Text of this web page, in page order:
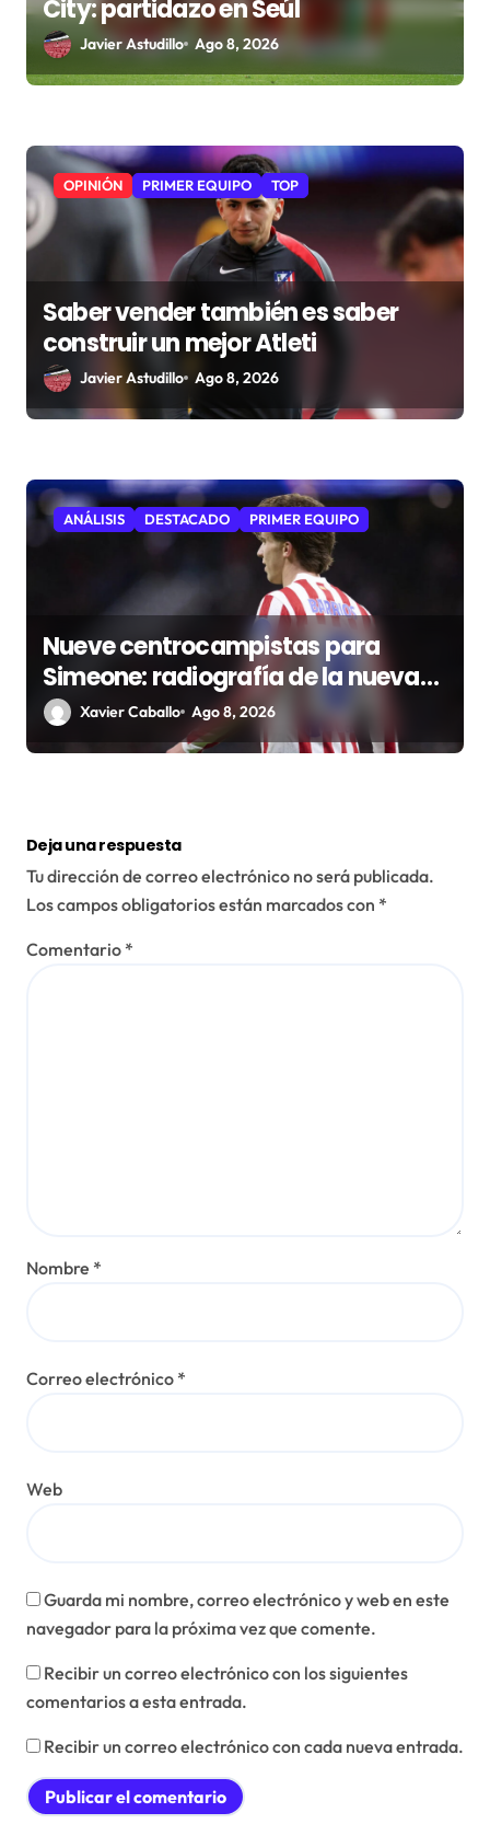
d
a
City: partidazo en Seúl
Javier Astudillo Ago 8, 2026
OPINIÓN PRIMER EQUIPO TOP
Saber vender también es saber
construir un mejor Atleti
Javier Astudillo Ago 8, 2026
ANÁLISIS DESTACADO PRIMER EQUIPO
Nueve centrocampistas para
Simeone: radiografía de la nueva
medular del Atlético
Xavier Caballo Ago 8, 2026
Deja una respuesta
Tu dirección de correo electrónico no será publicada.
Los campos obligatorios están marcados con *
Comentario *
Nombre *
Correo electrónico *
Web
Guarda mi nombre, correo electrónico y web en este
navegador para la próxima vez que comente.
Recibir un correo electrónico con los siguientes
comentarios a esta entrada.
Recibir un correo electrónico con cada nueva entrada.